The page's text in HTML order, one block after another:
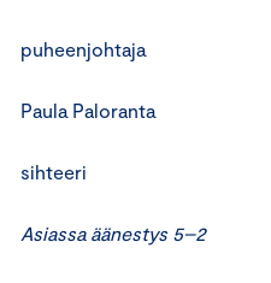
puheenjohtaja
Paula Paloranta
sihteeri
Asiassa äänestys 5–2